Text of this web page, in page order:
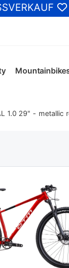
1.0 29" -